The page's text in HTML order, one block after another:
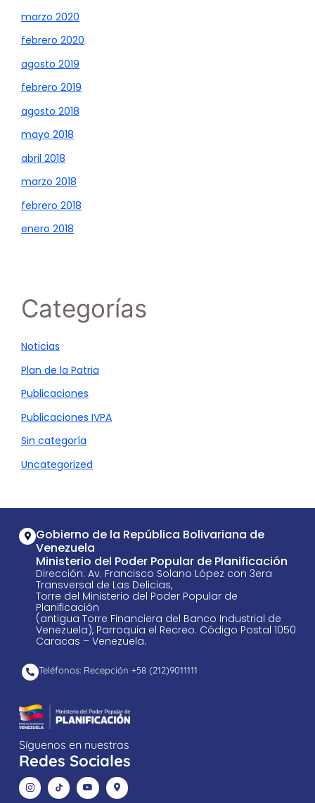
marzo 2020
febrero 2020
agosto 2019
febrero 2019
agosto 2018
mayo 2018
abril 2018
marzo 2018
febrero 2018
enero 2018
Categorías
Noticias
Plan de la Patria
Publicaciones
Publicaciones IVPA
Sin categoría
Uncategorized
Gobierno de la República Bolivariana de
Venezuela
Ministerio del Poder Popular de Planificación
Dirección: Av. Francisco Solano López con 3era
Transversal de Las Delicias,
Torre del Ministerio del Poder Popular de
Planificación
(antigua Torre Financiera del Banco Industrial de
Venezuela), Parroquia el Recreo. Código Postal 1050
Caracas – Venezuela.
Teléfonos: Recepción +58 ​(212)9011111
Síguenos en nuestras
Redes Sociales